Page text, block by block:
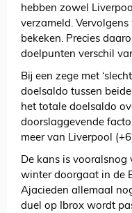
hebben zowel
verzameld.
bekeken. Precies
doelpunten verschil
Bij een zege met
doelsaldo tussen
het totale doelsaldo
doorslaggevende
meer van Liverpool
De kans is vooralsnog
winter doorgaat in de
Ajacieden allemaal
duel op Ibrox wordt